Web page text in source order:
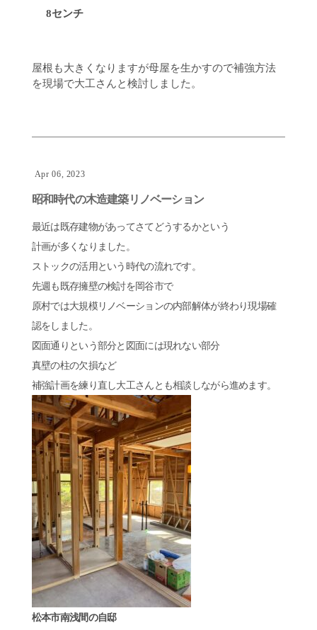
8センチ
屋根も大きくなりますが母屋を生かすので補強方法
を現場で大工さんと検討しました。
Apr 06, 2023
昭和時代の木造建築リノベーション
最近は既存建物があってさてどうするかという
計画が多くなりました。
ストックの活用という時代の流れです。
先週も既存擁壁の検討を岡谷市で
原村では大規模リノベーションの内部解体が終わり現場確
認をしました。
図面通りという部分と図面には現れない部分
真壁の柱の欠損など
補強計画を練り直し大工さんとも相談しながら進めます。
松本市南浅間の自邸